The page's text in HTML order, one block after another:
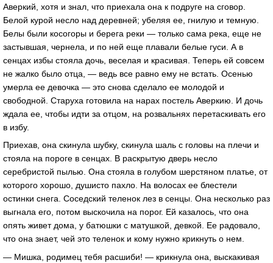
Аверкий, хотя и знал, что приехала она к подруге на сговор.
Белой курой несло над деревней; убеляя ее, гнилую и темную.
Белы были косогоры и берега реки — только сама река, еще не
застывшая, чернела, и по ней еще плавали белые гуси. А в
сенцах избы стояла дочь, веселая и красивая. Теперь ей совсем
не жалко было отца, — ведь все равно ему не встать. Осенью
умерла ее девочка — это снова сделало ее молодой и
свободной. Старуха готовила на нарах постель Аверкию. И дочь
ждала ее, чтобы идти за отцом, на розвальнях перетаскивать его
в избу.
Приехав, она скинула шубку, скинула шаль с головы на плечи и
стояла на пороге в сенцах. В раскрытую дверь несло
серебристой пылью. Она стояла в голубом шерстяном платье, от
которого хорошо, душисто пахло. На волосах ее блестели
остинки снега. Соседский теленок лез в сенцы. Она несколько раз
выгнала его, потом выскочила на порог. Ей казалось, что она
опять живет дома, у батюшки с матушкой, девкой. Ее радовало,
что она знает, чей это теленок и кому нужно крикнуть о нем.
— Мишка, родимец тебя расшиби! — крикнула она, выскакивая